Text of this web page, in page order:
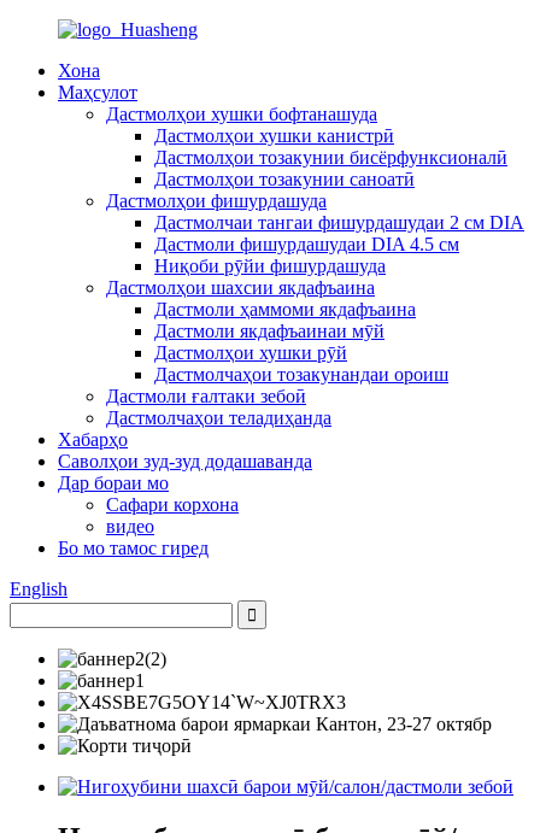
Хона
Маҳсулот
Дастмолҳои хушки бофтанашуда
Дастмолҳои хушки канистрӣ
Дастмолҳои тозакунии бисёрфунксионалӣ
Дастмолҳои тозакунии саноатӣ
Дастмолҳои фишурдашуда
Дастмолчаи тангаи фишурдашудаи 2 см DIA
Дастмоли фишурдашудаи DIA 4.5 см
Ниқоби рӯйи фишурдашуда
Дастмолҳои шахсии якдафъаина
Дастмоли ҳаммоми якдафъаина
Дастмоли якдафъаинаи мӯй
Дастмолҳои хушки рӯй
Дастмолчаҳои тозакунандаи ороиш
Дастмоли ғалтаки зебоӣ
Дастмолчаҳои теладиҳанда
Хабарҳо
Саволҳои зуд-зуд додашаванда
Дар бораи мо
Сафари корхона
видео
Бо мо тамос гиред
English